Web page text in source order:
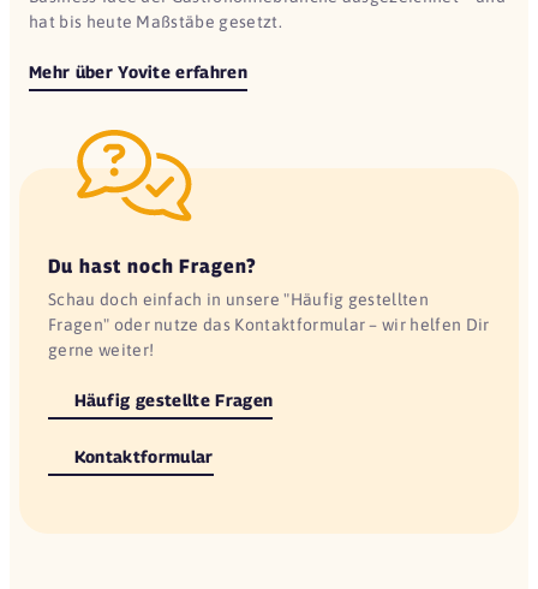
hat bis heute Maßstäbe gesetzt.
Mehr über Yovite erfahren
Du hast noch Fragen?
Schau doch einfach in unsere "Häufig gestellten
Fragen" oder nutze das Kontaktformular – wir helfen Dir
gerne weiter!
Häufig gestellte Fragen
Kontaktformular